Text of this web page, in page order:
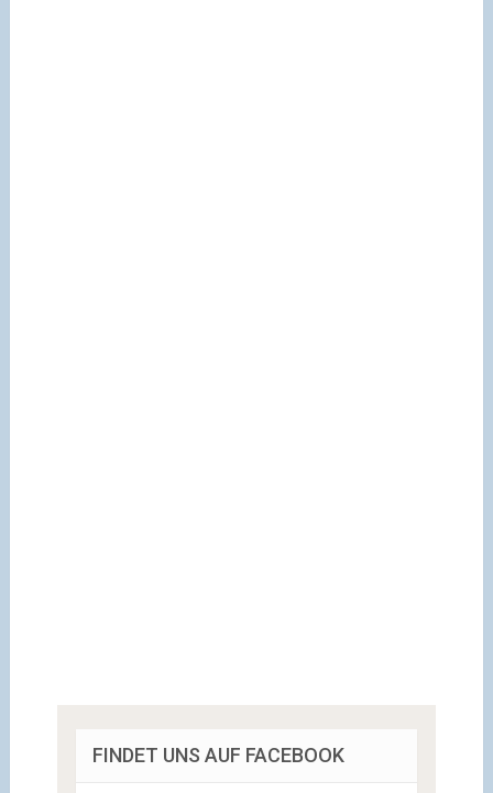
FINDET UNS AUF FACEBOOK